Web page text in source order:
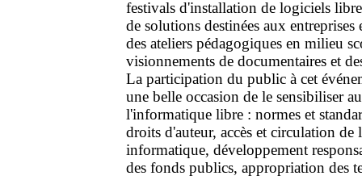
festivals d'installation de logiciels
de solutions destinées aux
des ateliers pédagogiques en milieu
visionnements de documentaires et
La participation du public à cet
une belle occasion de le sensibiliser
l'informatique libre : normes et
droits d'auteur, accès et circulation
informatique, développement
des fonds publics, appropriation des